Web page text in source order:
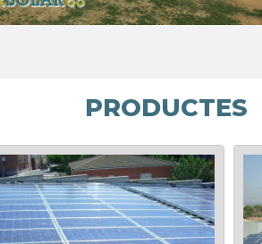
PRODUCTES